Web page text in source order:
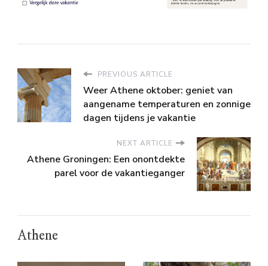
PREVIOUS ARTICLE
Weer Athene oktober: geniet van
aangename temperaturen en zonnige
dagen tijdens je vakantie
NEXT ARTICLE
Athene Groningen: Een onontdekte
parel voor de vakantieganger
Athene